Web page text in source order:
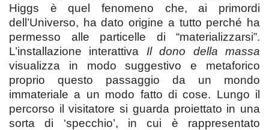
Higgs è quel fenomeno che, ai primordi
dell’Universo, ha dato origine a tutto perché ha
permesso alle particelle di “materializzarsi”.
L’installazione interattiva Il dono della massa
visualizza in modo suggestivo e metaforico
proprio questo passaggio da un mondo
immateriale a un modo fatto di cose. Lungo il
percorso il visitatore si guarda proiettato in una
sorta di ‘specchio’, in cui è rappresentato